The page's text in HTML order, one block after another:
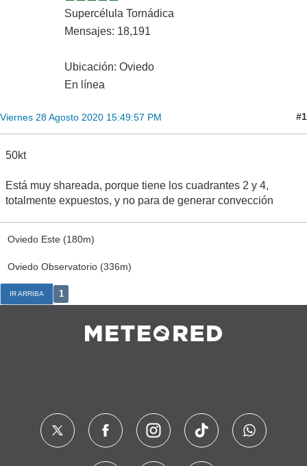
Supercélula Tornádica
Mensajes: 18,191
Ubicación: Oviedo
En línea
Viernes 28 Agosto 2020 15:49:57 PM #1
50kt
Está muy shareada, porque tiene los cuadrantes 2 y 4,
totalmente expuestos, y no para de generar convección
Oviedo Este (180m)
Oviedo Observatorio (336m)
IR ARRIBA 1